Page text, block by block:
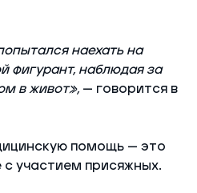
наехать на
фигурант, наблюдая за
в живот», — говорится в
помощь — это
с участием присяжных.